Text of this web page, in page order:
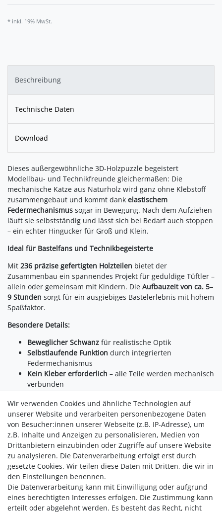
* inkl. 19% MwSt.
Beschreibung
Technische Daten
Download
Dieses außergewöhnliche 3D-Holzpuzzle begeistert
Modellbau- und Technikfreunde gleichermaßen: Die
mechanische Katze aus Naturholz wird ganz ohne Klebstoff
zusammengebaut und kommt dank elastischem
Federmechanismus sogar in Bewegung. Nach dem Aufziehen
läuft sie selbstständig und lässt sich bei Bedarf auch stoppen
– ein echter Hingucker für Groß und Klein.
Ideal für Bastelfans und Technikbegeisterte
Mit 236 präzise gefertigten Holzteilen bietet der
Zusammenbau ein spannendes Projekt für geduldige Tüftler –
allein oder gemeinsam mit Kindern. Die Aufbauzeit von ca. 5–
9 Stunden sorgt für ein ausgiebiges Bastelerlebnis mit hohem
Spaßfaktor.
Besondere Details:
Beweglicher Schwanz für realistische Optik
Selbstlaufende Funktion durch integrierten
Federmechanismus
Kein Kleber erforderlich – alle Teile werden mechanisch
verbunden
Ob als liebevoll gestaltetesDekoobjekt, unterhaltsames
Spielzeugoder als besonderes Geschenk für Modellbau-
Liebhaber – diese mechanische Katze sorgt garantiert für
Begeisterung. Ein faszinierendes Bauprojekt mit bewegender
Wirkung.
Wir verwenden Cookies und ähnliche Technologien auf
unserer Website und verarbeiten personenbezogene Daten
von Besucher:innen unserer Webseite (z.B. IP-Adresse), um
z.B. Inhalte und Anzeigen zu personalisieren, Medien von
Drittanbietern einzubinden oder Zugriffe auf unsere Website
zu analysieren. Die Datenverarbeitung erfolgt erst durch
gesetzte Cookies. Wir teilen diese Daten mit Dritten, die wir in
den Einstellungen benennen.
Die Datenverarbeitung kann mit Einwilligung oder aufgrund
eines berechtigten Interesses erfolgen. Die Zustimmung kann
erteilt oder abgelehnt werden. Es besteht das Recht, nicht